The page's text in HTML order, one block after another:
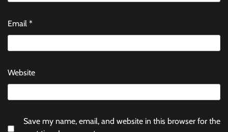
Email *
Website
Save my name, email, and website in this browser for the